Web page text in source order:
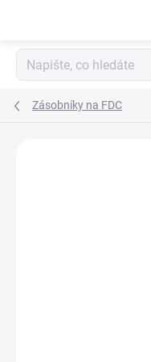
Zásobníky na FDC